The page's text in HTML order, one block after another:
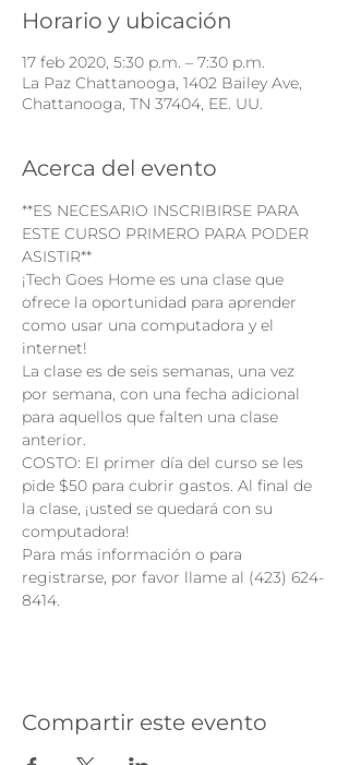
Horario y ubicación
17 feb 2020, 5:30 p.m. – 7:30 p.m.
La Paz Chattanooga, 1402 Bailey Ave,
Chattanooga, TN 37404, EE. UU.
Acerca del evento
**ES NECESARIO INSCRIBIRSE PARA
ESTE CURSO PRIMERO PARA PODER
ASISTIR**
¡Tech Goes Home es una clase que
ofrece la oportunidad para aprender
como usar una computadora y el
internet!
La clase es de seis semanas, una vez
por semana, con una fecha adicional
para aquellos que falten una clase
anterior.
COSTO: El primer día del curso se les
pide $50 para cubrir gastos. Al final de
la clase, ¡usted se quedará con su
computadora!
Para más información o para
registrarse, por favor llame al (423) 624-
8414.
Compartir este evento